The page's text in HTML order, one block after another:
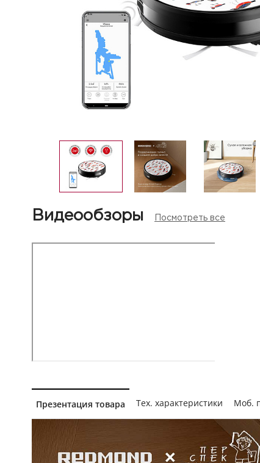
Видеообзоры Посмотреть все
Презентация товара Тех. характеристики Моб.